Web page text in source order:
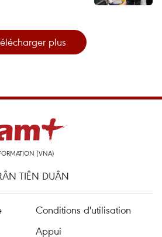
plus
(VNA)
TIÊN DUÂN
Conditions d'utilisation
Appui